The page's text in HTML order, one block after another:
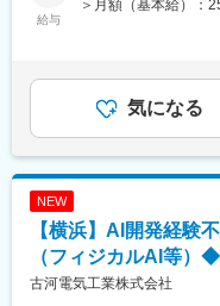
府が推進する「子育
も策定するなど、働
でおります。「男性
より製造部門の生産
■配属部門：
■キャリアパス：
年2回の1on1面談に
め認識合わせを行っ
給与
＞月額（基本給）：
定：年1回（4月）■
当（会社規定に基づ
くまでも目安の金額
ます。月給(月額)は
気になる
NEW
【横浜】AI開発経験
（フィジカルAI等）
古河電気工業株式会社